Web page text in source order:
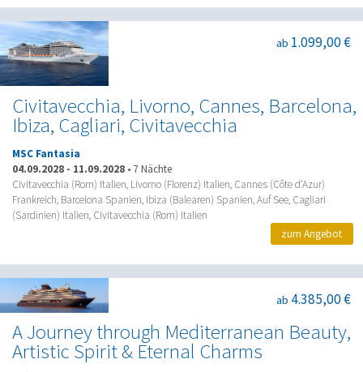
Civitavecchia, Livorno, Cannes, Barcelona,
Ibiza, Cagliari, Civitavecchia
ab 1.099,00 €
MSC Fantasia
04.09.2028 - 11.09.2028 • 7 Nächte
Civitavecchia (Rom) Italien, Livorno (Florenz) Italien, Cannes (Côte d'Azur)
Frankreich, Barcelona Spanien, Ibiza (Balearen) Spanien, Auf See, Cagliari
(Sardinien) Italien, Civitavecchia (Rom) Italien
zum Angebot
A Journey through Mediterranean Beauty,
Artistic Spirit & Eternal Charms
ab 4.385,00 €